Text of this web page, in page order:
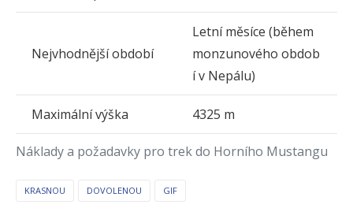
Náklady a požadavky pro trek do Horního Mustangu
Nejvhodnější období
Letní měsíce (během
monzunového obdob
í v Nepálu)
Maximální výška 4325 m
KRASNOU DOVOLENOU GIF